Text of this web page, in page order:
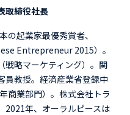
取締役社長
の起業家最優秀賞者、
Entrepreneur 2015）。
戦略マーケティング）。関
員教授。経済産業省登録中
商業部門）。株式会社トラ
2021年、オーラルピースは